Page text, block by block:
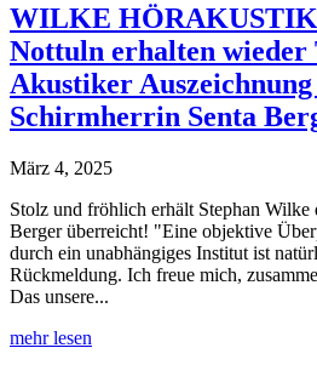
WILKE
Nottuln erhalten wieder
Akustiker
Schirmherrin Senta
März 4, 2025
Stolz und fröhlich erhält Stephan Wilke
Berger überreicht! "Eine objektive
durch ein unabhängiges Institut ist
Rückmeldung. Ich freue mich,
Das unsere...
mehr lesen